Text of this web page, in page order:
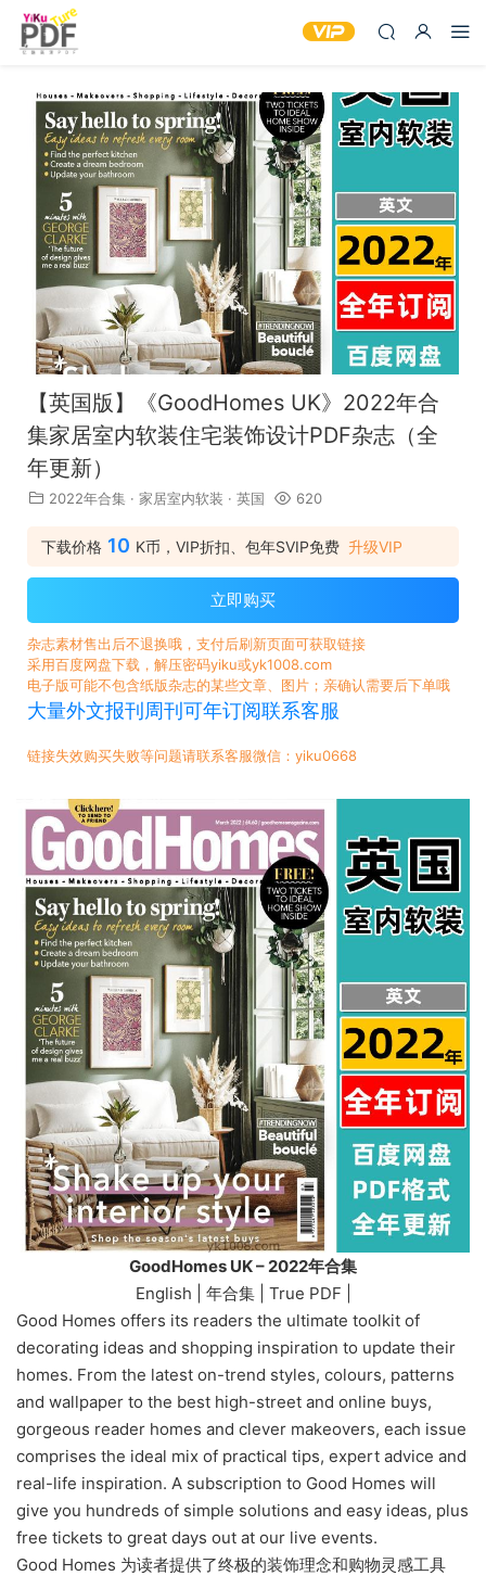
【英国版】《GoodHomes UK》2022年合
集家居室内软装住宅装饰设计PDF杂志（全
年更新）
2022年合集 · 家居室内软装 · 英国 620
下载价格 10 K币，VIP折扣、包年SVIP免费 升级VIP
立即购买
杂志素材售出后不退换哦，支付后刷新页面可获取链接
采用百度网盘下载，解压密码yiku或yk1008.com
电子版可能不包含纸版杂志的某些文章、图片；亲确认需要后下单哦
大量外文报刊周刊可年订阅联系客服
链接失效购买失败等问题请联系客服微信：yiku0668
GoodHomes UK – 2022年合集
English | 年合集 | True PDF |
Good Homes offers its readers the ultimate toolkit of
decorating ideas and shopping inspiration to update their
homes. From the latest on-trend styles, colours, patterns
and wallpaper to the best high-street and online buys,
gorgeous reader homes and clever makeovers, each issue
comprises the ideal mix of practical tips, expert advice and
real-life inspiration. A subscription to Good Homes will
give you hundreds of simple solutions and easy ideas, plus
free tickets to great days out at our live events.
Good Homes 为读者提供了终极的装饰理念和购物灵感工具